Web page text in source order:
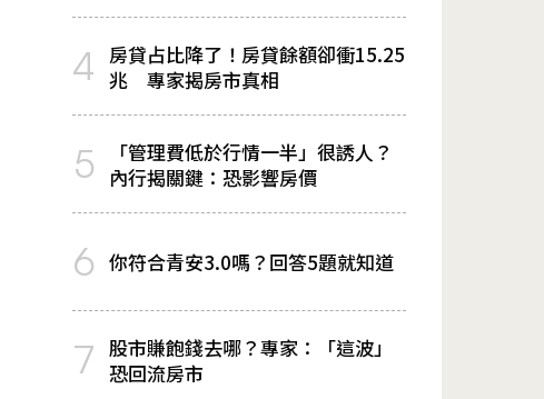
4 房貸占比降了！房貸餘額卻衝15.25
兆 專家揭房市真相
5
「管理費低於行情一半」很誘人？
內行揭關鍵：恐影響房價
6 你符合青安3.0嗎？回答5題就知道
7 股市賺飽錢去哪？專家：「這波」
恐回流房市